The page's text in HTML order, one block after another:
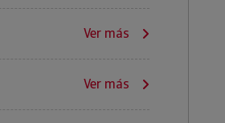
Ver más
Ver más